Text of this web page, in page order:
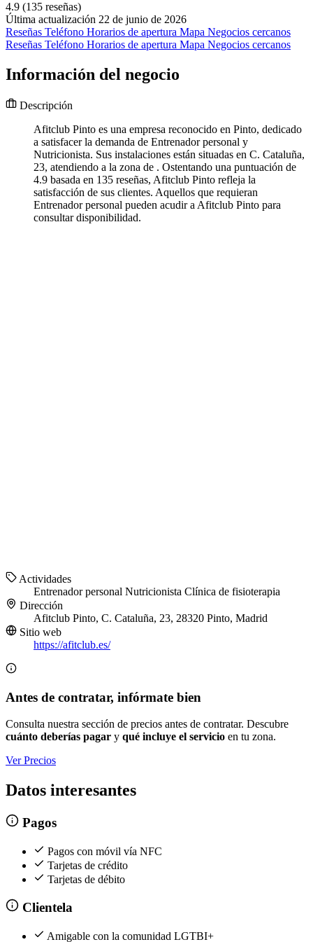
4.9 (135 reseñas)
Última actualización 22 de junio de 2026
Reseñas Teléfono Horarios de apertura Mapa Negocios cercanos
Reseñas Teléfono Horarios de apertura Mapa Negocios cercanos
Información del negocio
Descripción
Afitclub Pinto es una empresa reconocido en Pinto, dedicado
a satisfacer la demanda de Entrenador personal y
Nutricionista. Sus instalaciones están situadas en C. Cataluña,
23, atendiendo a la zona de . Ostentando una puntuación de
4.9 basada en 135 reseñas, Afitclub Pinto refleja la
satisfacción de sus clientes. Aquellos que requieran
Entrenador personal pueden acudir a Afitclub Pinto para
consultar disponibilidad.
Actividades
Entrenador personal Nutricionista Clínica de fisioterapia
Dirección
Afitclub Pinto, C. Cataluña, 23, 28320 Pinto, Madrid
Sitio web
https://afitclub.es/
Antes de contratar, infórmate bien
Consulta nuestra sección de precios antes de contratar. Descubre
cuánto deberías pagar y qué incluye el servicio en tu zona.
Ver Precios
Datos interesantes
Pagos
Pagos con móvil vía NFC
Tarjetas de crédito
Tarjetas de débito
Clientela
Amigable con la comunidad LGTBI+